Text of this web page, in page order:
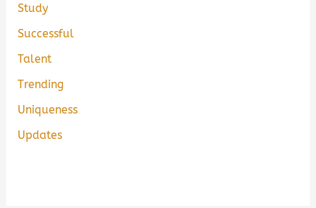
Study
Successful
Talent
Trending
Uniqueness
Updates